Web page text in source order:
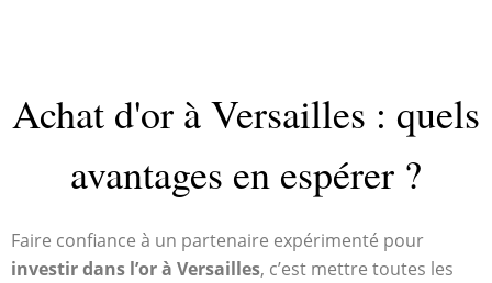
Achat d'or à Versailles : quels
avantages en espérer ?
Faire confiance à un partenaire expérimenté pour
investir dans l’or à Versailles, c’est mettre toutes les